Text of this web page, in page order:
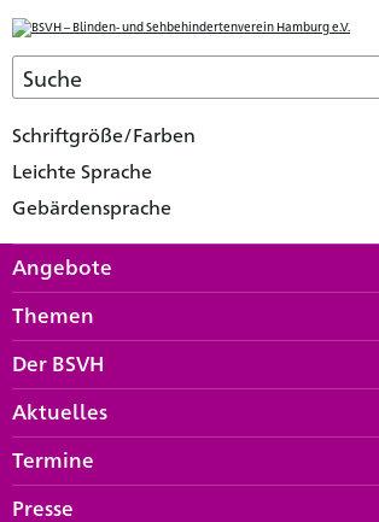
Schriftgröße/Farben
Leichte Sprache
Gebärdensprache
Angebote
Themen
Der BSVH
Aktuelles
Termine
Presse